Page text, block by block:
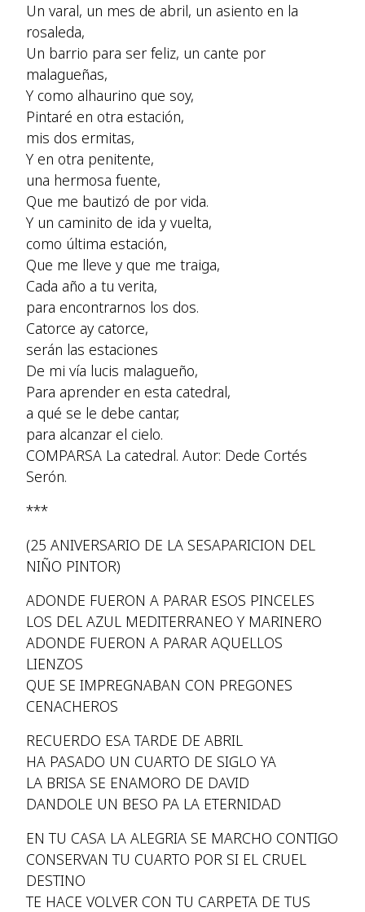
Un varal, un mes de abril, un asiento en la
rosaleda,
Un barrio para ser feliz, un cante por
malagueñas,
Y como alhaurino que soy,
Pintaré en otra estación,
mis dos ermitas,
Y en otra penitente,
una hermosa fuente,
Que me bautizó de por vida.
Y un caminito de ida y vuelta,
como última estación,
Que me lleve y que me traiga,
Cada año a tu verita,
para encontrarnos los dos.
Catorce ay catorce,
serán las estaciones
De mi vía lucis malagueño,
Para aprender en esta catedral,
a qué se le debe cantar,
para alcanzar el cielo.
COMPARSA La catedral. Autor: Dede Cortés
Serón.
***
(25 ANIVERSARIO DE LA SESAPARICION DEL
NIÑO PINTOR)
ADONDE FUERON A PARAR ESOS PINCELES
LOS DEL AZUL MEDITERRANEO Y MARINERO
ADONDE FUERON A PARAR AQUELLOS
LIENZOS
QUE SE IMPREGNABAN CON PREGONES
CENACHEROS
RECUERDO ESA TARDE DE ABRIL
HA PASADO UN CUARTO DE SIGLO YA
LA BRISA SE ENAMORO DE DAVID
DANDOLE UN BESO PA LA ETERNIDAD
EN TU CASA LA ALEGRIA SE MARCHO CONTIGO
CONSERVAN TU CUARTO POR SI EL CRUEL
DESTINO
TE HACE VOLVER CON TU CARPETA DE TUS